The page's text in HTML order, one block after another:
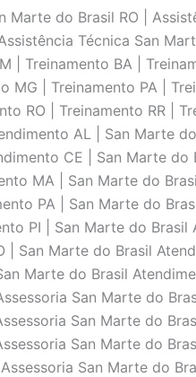
Marte do Brasil RO |
Técnica San
Treinamento BA |
MG | Treinamento PA |
RO | Treinamento RR |
AL | San Marte do
CE | San Marte do
MA | San Marte do
PA | San Marte do
PI | San Marte do Brasil
San Marte do Brasil
Marte do Brasil
San Marte do
San Marte do
San Marte do
San Marte do